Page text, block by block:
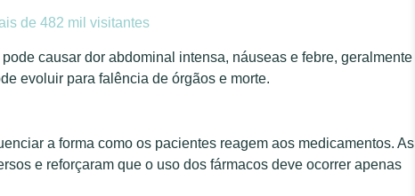
de 482 mil visitantes
causar dor abdominal intensa, náuseas e febre, geralmente
evoluir para falência de órgãos e morte.
a forma como os pacientes reagem aos medicamentos. As
e reforçaram que o uso dos fármacos deve ocorrer apenas